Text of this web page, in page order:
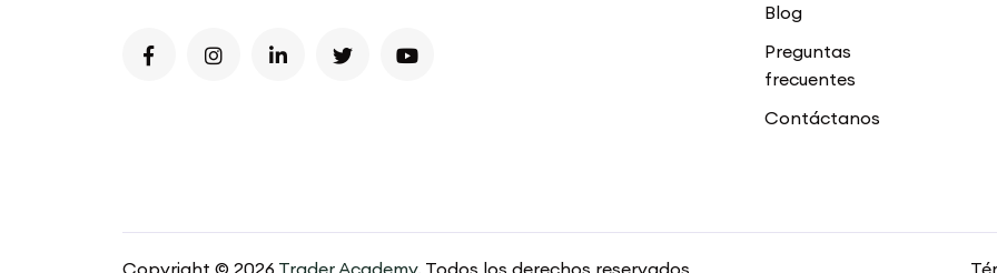
Blog
Preguntas
frecuentes
Contáctanos